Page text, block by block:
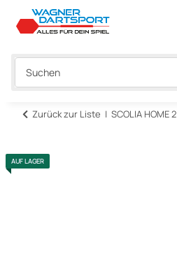
Zurück zur Liste SCOLIA HOME 2
AUF LAGER